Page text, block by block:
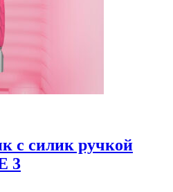
с силик ручкой
3